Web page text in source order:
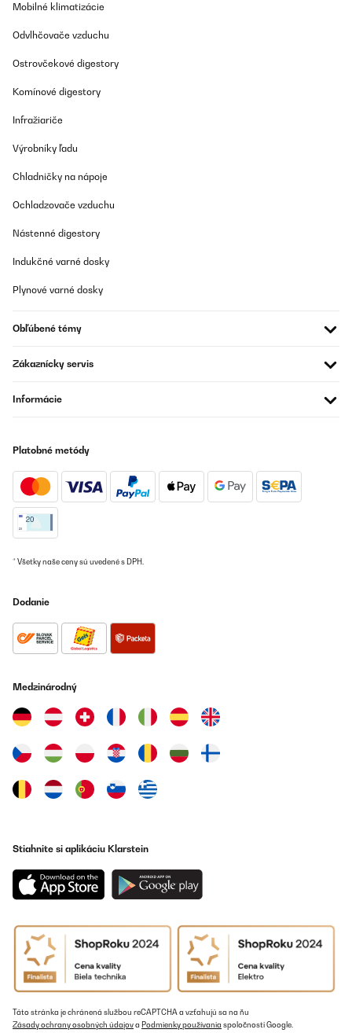
Preložiť
Super für Winterzeit
Amazon-Benutzer
Preložiť
Mobilné klimatizácie
Odvlhčovače vzduchu
Ostrovčekové digestory
Komínové digestory
Infražiariče
Výrobníky ľadu
Chladničky na nápoje
Ochladzovače vzduchu
Nástenné digestory
Indukčné varné dosky
Plynové varné dosky
Obľúbené témy
Zákaznícky servis
Informácie
Platobné metódy
* Všetky naše ceny sú uvedené s DPH.
Dodanie
Medzinárodný
Stiahnite si aplikáciu Klarstein
Táto stránka je chránená službou reCAPTCHA a vzťahujú sa na ňu
Zásady ochrany osobných údajova Podmienky používania spoločnosti Google.